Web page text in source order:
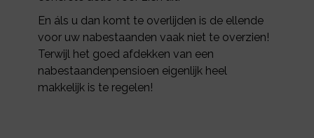
En áls u dan komt te overlijden is de ellende
voor uw nabestaanden vaak niet te overzien!
Terwijl het goed afdekken van een
nabestaandenpensioen eigenlijk heel
makkelijk is te regelen!